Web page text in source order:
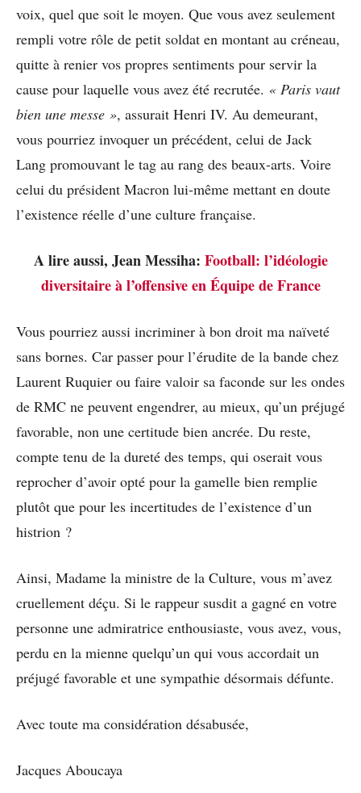
voix, quel que soit le moyen. Que vous avez seulement
rempli votre rôle de petit soldat en montant au créneau,
quitte à renier vos propres sentiments pour servir la
cause pour laquelle vous avez été recrutée. « Paris vaut
bien une messe », assurait Henri IV. Au demeurant,
vous pourriez invoquer un précédent, celui de Jack
Lang promouvant le tag au rang des beaux-arts. Voire
celui du président Macron lui-même mettant en doute
l’existence réelle d’une culture française.
A lire aussi, Jean Messiha: Football: l’idéologie
diversitaire à l’offensive en Équipe de France
Vous pourriez aussi incriminer à bon droit ma naïveté
sans bornes. Car passer pour l’érudite de la bande chez
Laurent Ruquier ou faire valoir sa faconde sur les ondes
de RMC ne peuvent engendrer, au mieux, qu’un préjugé
favorable, non une certitude bien ancrée. Du reste,
compte tenu de la dureté des temps, qui oserait vous
reprocher d’avoir opté pour la gamelle bien remplie
plutôt que pour les incertitudes de l’existence d’un
histrion ?
Ainsi, Madame la ministre de la Culture, vous m’avez
cruellement déçu. Si le rappeur susdit a gagné en votre
personne une admiratrice enthousiaste, vous avez, vous,
perdu en la mienne quelqu’un qui vous accordait un
préjugé favorable et une sympathie désormais défunte.
Avec toute ma considération désabusée,
Jacques Aboucaya